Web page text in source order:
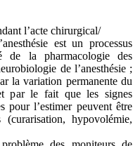
l’acte chirurgical/
est un processus
la pharmacologie des
de l’anesthésie ;
la variation permanente du
par le fait que les signes
pour l’estimer peuvent être
hypovolémie,